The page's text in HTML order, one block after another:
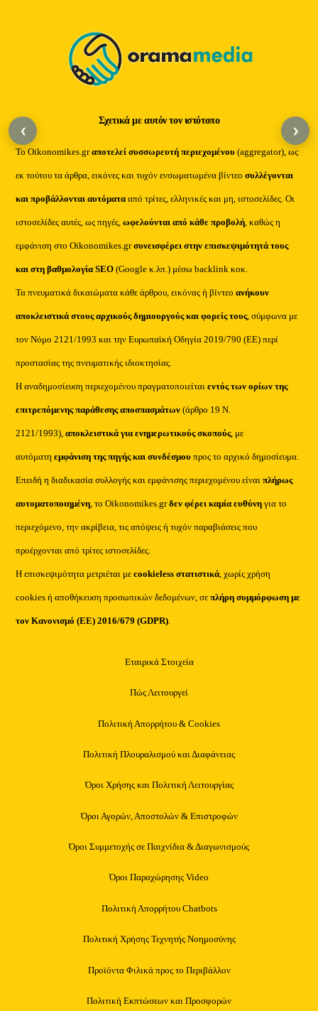
Σχετικά με αυτόν τον ιστότοπο
Το Oikonomikes.grαποτελεί συσσωρευτή περιεχομένου (aggregator), ως
εκ τούτου τα άρθρα, εικόνες και τυχόν ενσωματωμένα βίντεοσυλλέγονται
και προβάλλονται αυτόματααπό τρίτες, ελληνικές και μη, ιστοσελίδες. Οι
ιστοσελίδες αυτές, ως πηγές,ωφελούνται από κάθε προβολή, καθώς η
εμφάνιση στο Oikonomikes.grσυνεισφέρει στην επισκεψιμότητά τους
και στη βαθμολογία SEO (Google κ.λπ.) μέσω backlink κοκ.
Τα πνευματικά δικαιώματα κάθε άρθρου, εικόνας ή βίντεοανήκουν
αποκλειστικά στους αρχικούς δημιουργούς και φορείς τους, σύμφωνα με
τον Νόμο 2121/1993 και την Ευρωπαϊκή Οδηγία 2019/790 (ΕΕ) περί
προστασίας της πνευματικής ιδιοκτησίας.
Η αναδημοσίευση περιεχομένου πραγματοποιείταιεντός των ορίων της
επιτρεπόμενης παράθεσης αποσπασμάτων (άρθρο 19 Ν.
2121/1993), αποκλειστικά για ενημερωτικούς σκοπούς, με
αυτόματηεμφάνιση της πηγής και συνδέσμου προς το αρχικό δημοσίευμα.
Επειδή η διαδικασία συλλογής και εμφάνισης περιεχομένου είναιπλήρως
αυτοματοποιημένη, το Oikonomikes.grδεν φέρει καμία ευθύνη για το
περιεχόμενο, την ακρίβεια, τις απόψεις ή τυχόν παραβιάσεις που
προέρχονται από τρίτες ιστοσελίδες.
Η επισκεψιμότητα μετριέται μεcookieless στατιστικά, χωρίς χρήση
cookies ή αποθήκευση προσωπικών δεδομένων, σεπλήρη συμμόρφωση με
τον Κανονισμό (ΕΕ) 2016/679 (GDPR).
Εταιρικά Στοιχεία
Πώς Λειτουργεί
Πολιτική Απορρήτου & Cookies
Πολιτική Πλουραλισμού και Διαφάνειας
Όροι Χρήσης και Πολιτική Λειτουργίας
Όροι Αγορών, Αποστολών & Επιστροφών
Όροι Συμμετοχής σε Παιχνίδια & Διαγωνισμούς
Όροι Παραχώρησης Video
Πολιτική Απορρήτου Chatbots
Πολιτική Χρήσης Τεχνητής Νοημοσύνης
Προϊόντα Φιλικά προς το Περιβάλλον
Πολιτική Εκπτώσεων και Προσφορών
‹ ›